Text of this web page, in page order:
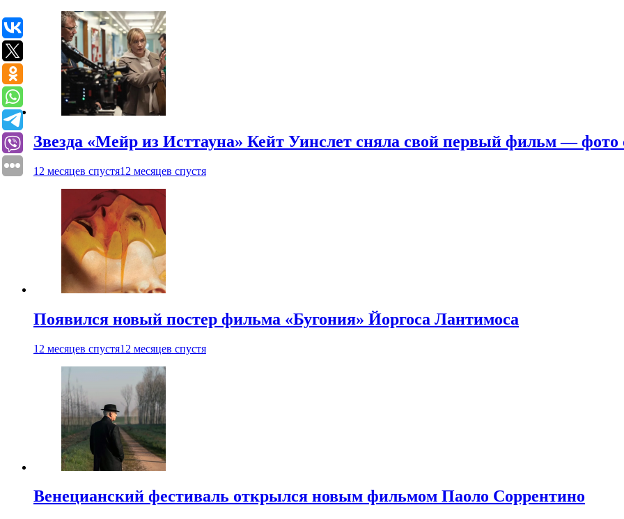
Звезда «Мейр из Исттауна» Кейт Уинслет сняла свой первый фильм — фото
12 месяцев спустя12 месяцев спустя
Появился новый постер фильма «Бугония» Йоргоса Лантимоса
12 месяцев спустя12 месяцев спустя
Венецианский фестиваль открылся новым фильмом Паоло Соррентино